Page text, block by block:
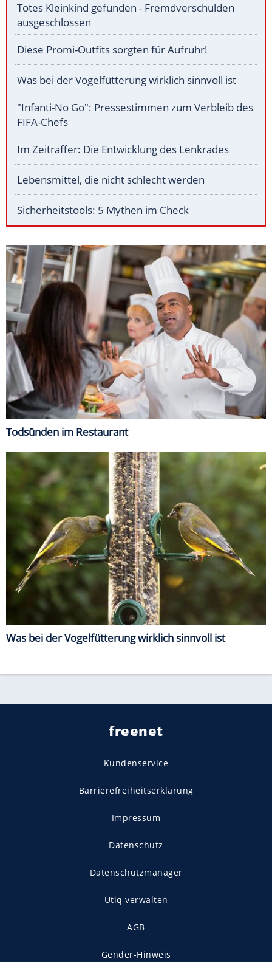
Totes Kleinkind gefunden - Fremdverschulden
ausgeschlossen
Diese Promi-Outfits sorgten für Aufruhr!
Was bei der Vogelfütterung wirklich sinnvoll ist
"Infanti-No Go": Pressestimmen zum Verbleib des
FIFA-Chefs
Im Zeitraffer: Die Entwicklung des Lenkrades
Lebensmittel, die nicht schlecht werden
Sicherheitstools: 5 Mythen im Check
Todsünden im Restaurant
Was bei der Vogelfütterung wirklich sinnvoll ist
freenet
Kundenservice
Barrierefreiheitserklärung
Impressum
Datenschutz
Datenschutzmanager
Utiq verwalten
AGB
Gender-Hinweis